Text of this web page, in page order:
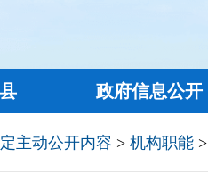
政府信息公开
主动公开内容 > 机构职能 >